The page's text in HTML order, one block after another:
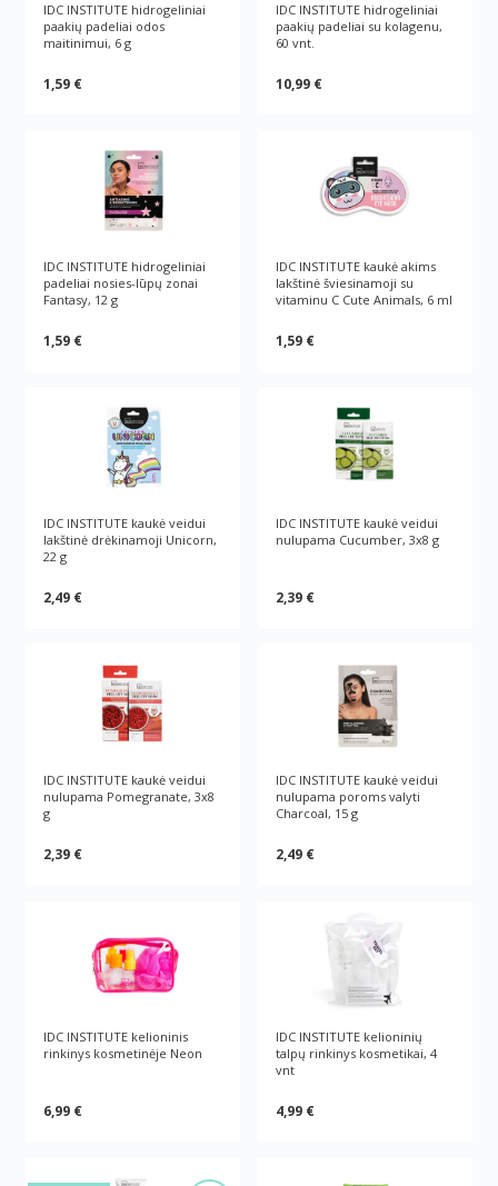
IDC INSTITUTE hidrogeliniai
paakių padeliai odos
maitinimui, 6 g
1,59 €
IDC INSTITUTE hidrogeliniai
paakių padeliai su kolagenu,
60 vnt.
10,99 €
IDC INSTITUTE hidrogeliniai
padeliai nosies-lūpų zonai
Fantasy, 12 g
1,59 €
IDC INSTITUTE kaukė akims
lakštinė šviesinamoji su
vitaminu C Cute Animals, 6 ml
1,59 €
IDC INSTITUTE kaukė veidui
lakštinė drėkinamoji Unicorn,
22 g
2,49 €
IDC INSTITUTE kaukė veidui
nulupama Cucumber, 3x8 g
2,39 €
IDC INSTITUTE kaukė veidui
nulupama Pomegranate, 3x8
g
2,39 €
IDC INSTITUTE kaukė veidui
nulupama poroms valyti
Charcoal, 15 g
2,49 €
IDC INSTITUTE kelioninis
rinkinys kosmetinėje Neon
6,99 €
IDC INSTITUTE kelioninių
talpų rinkinys kosmetikai, 4
vnt
4,99 €